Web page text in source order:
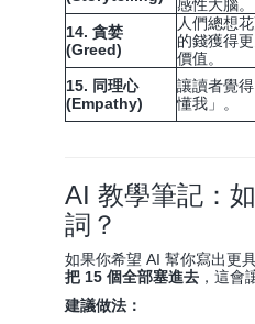
感性大腦。
14. 貪婪
(Greed)
人們總想
的錢獲得
價值。
15. 同理心
(Empathy)
讓讀者覺
懂我」。
AI 教學筆記：
詞？
如果你希望 AI 幫你寫出更
把 15 個全部塞進去 ，這會
建議做法：